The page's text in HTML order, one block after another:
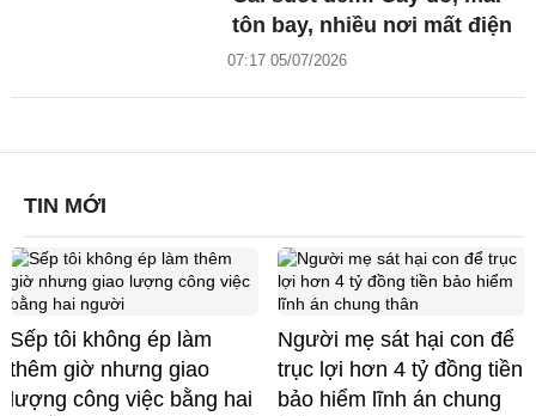
tôn bay, nhiều nơi mất điện
07:17 05/07/2026
TIN MỚI
Sếp tôi không ép làm
thêm giờ nhưng giao
lượng công việc bằng hai
Người mẹ sát hại con để
trục lợi hơn 4 tỷ đồng tiền
bảo hiểm lĩnh án chung